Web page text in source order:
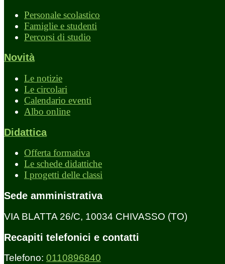
Personale scolastico
Famiglie e studenti
Percorsi di studio
Novità
Le notizie
Le circolari
Calendario eventi
Albo online
Didattica
Offerta formativa
Le schede didattiche
I progetti delle classi
Sede amministrativa
VIA BLATTA 26/C, 10034 CHIVASSO (TO)
Recapiti telefonici e contatti
Telefono: 0110896840